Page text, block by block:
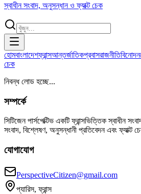
স্বাধীন সংবাদ, অনুসন্ধান ও ফ্যাক্ট চেক
হোমবাংলাদেশফ্রান্সআন্তর্জাতিকপ্রবাসরাজনীতিবিনোদন
চেক
নিবন্ধ লোড হচ্ছে...
সম্পর্কে
সিটিজেন পার্সপেক্টিভ একটি ফ্রান্সভিত্তিক স্বাধীন
সংবাদ, বিশ্লেষণ, অনুসন্ধানী প্রতিবেদন এবং ফ্যাক্ট
যোগাযোগ
PerspectiveCitizen@gmail.com
প্যারিস, ফ্রান্স